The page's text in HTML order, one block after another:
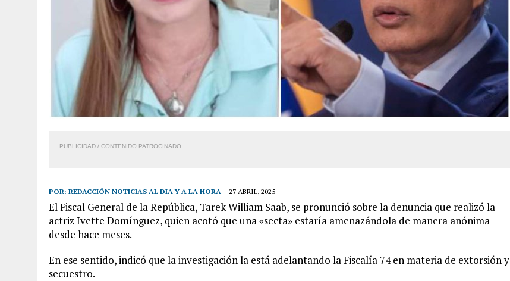
PUBLICIDAD / CONTENIDO PATROCINADO
POR: REDACCIÓN NOTICIAS AL DIA Y A LA HORA 27 ABRIL, 2025
El Fiscal General de la República, Tarek William Saab, se pronunció sobre la denuncia que realizó la
actriz Ivette Domínguez, quien acotó que una «secta» estaría amenazándola de manera anónima
desde hace meses.
En ese sentido, indicó que la investigación la está adelantando la Fiscalía 74 en materia de extorsión y
secuestro.